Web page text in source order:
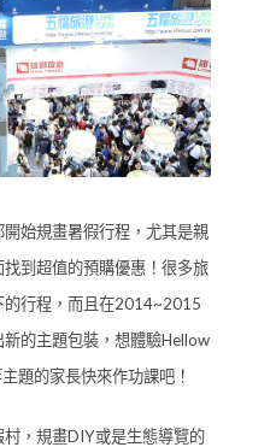
始規畫暑徦行程，尤其是親
到超值的預購優惠！很多旅
的行程，而且在2014~2015
的主題包裝，想體驗Hellow
題的家長快來作功課吧！
，規畫DIY或是生態導覽的